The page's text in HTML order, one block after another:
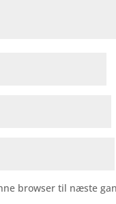
browser til næste